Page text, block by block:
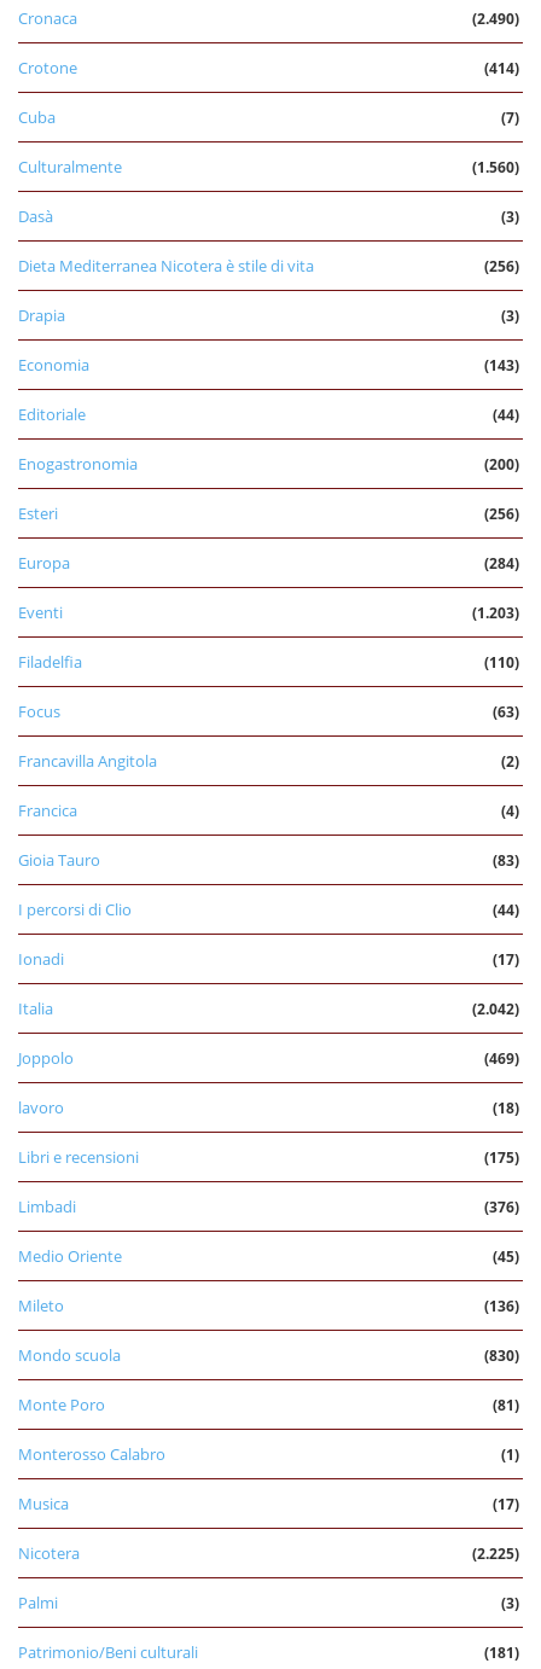
Cronaca (2.490)
Crotone (414)
Cuba (7)
Culturalmente (1.560)
Dasà (3)
Dieta Mediterranea Nicotera è stile di vita (256)
Drapia (3)
Economia (143)
Editoriale (44)
Enogastronomia (200)
Esteri (256)
Europa (284)
Eventi (1.203)
Filadelfia (110)
Focus (63)
Francavilla Angitola (2)
Francica (4)
Gioia Tauro (83)
I percorsi di Clio (44)
Ionadi (17)
Italia (2.042)
Joppolo (469)
lavoro (18)
Libri e recensioni (175)
Limbadi (376)
Medio Oriente (45)
Mileto (136)
Mondo scuola (830)
Monte Poro (81)
Monterosso Calabro (1)
Musica (17)
Nicotera (2.225)
Palmi (3)
Patrimonio/Beni culturali (181)